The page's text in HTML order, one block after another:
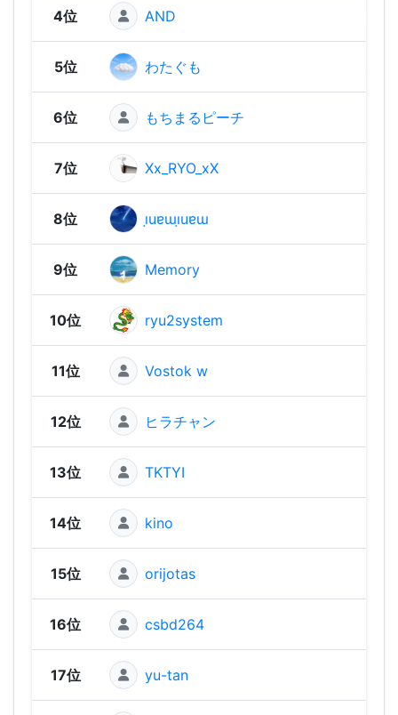
4位 AND
5位 わたぐも
6位 もちまるピーチ
7位 Xx_RYO_xX
8位 ı̣uɐɯı̣uɐɯ
9位 Memory
10位 ryu2system
11位 Vostok w
12位 ヒラチャン
13位 TKTYI
14位 kino
15位 orijotas
16位 csbd264
17位 yu-tan